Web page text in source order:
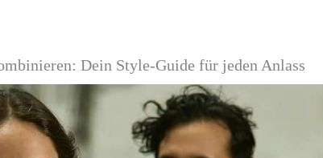
Dein Style-Guide für jeden Anlass